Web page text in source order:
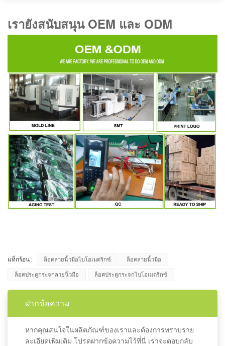
เรายังสนับสนุน OEM และ ODM
แท็กร้อน : ล็อคลายนิ้วมือไบโอเมตริกซ์ ล็อคลายนิ้วมือ
ล็อคประตูกระจกลายนิ้วมือ ล็อคประตูกระจกไบโอเมตริกซ์
ฝากข้อความ
หากคุณสนใจในผลิตภัณฑ์ของเราและต้องการทราบราย
ละเอียดเพิ่มเติม โปรดฝากข้อความไว้ที่นี่ เราจะตอบกลับ